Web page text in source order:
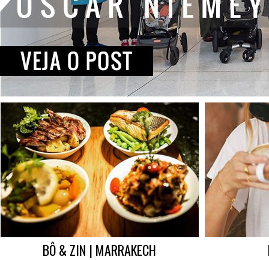
BÔ & ZIN | MARRAKECH